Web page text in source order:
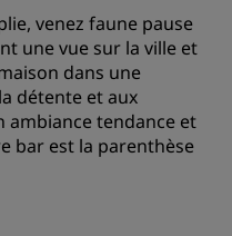
venez faune pause
une vue sur la ville et
dans une
détente et aux
ambiance tendance et
bar est la parenthèse